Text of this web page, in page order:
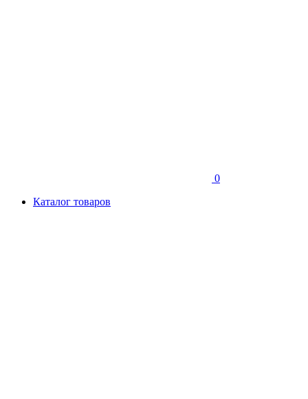
0
Каталог товаров